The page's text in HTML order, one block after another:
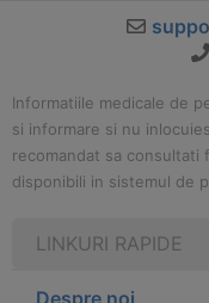
Informatiile medicale de
si informare si nu
recomandat sa consultati
disponibili in sistemul de
LINKURI RAPIDE
Despre noi